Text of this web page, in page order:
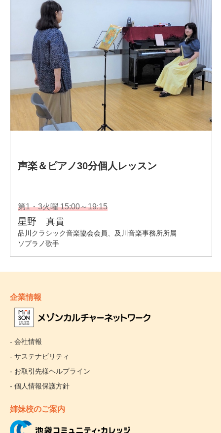
企業情報
- 会社情報
- サステナビリティ
- お取引先様ヘルプライン
- 個人情報保護方針
姉妹校のご案内